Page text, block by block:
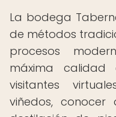
La bodega
de métodos
procesos
máxima
visitantes
viñedos,